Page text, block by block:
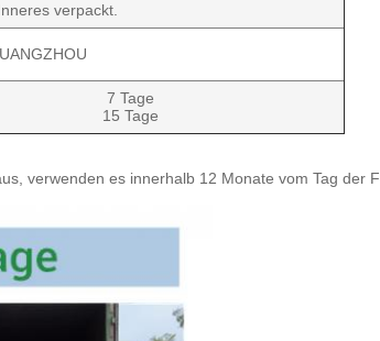
verpackt.
7 Tage
15 Tage
verwenden es innerhalb 12 Monate vom Tag der